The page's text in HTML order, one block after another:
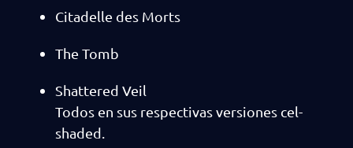
Citadelle des Morts
The Tomb
Shattered Veil
Todos en sus respectivas versiones cel-
shaded.